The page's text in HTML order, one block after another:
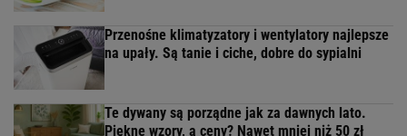
Przenośne klimatyzatory i wentylatory najlepsze
na upały. Są tanie i ciche, dobre do sypialni
Te dywany są porządne jak za dawnych lato.
Piękne wzory, a ceny? Nawet mniej niż 50 zł